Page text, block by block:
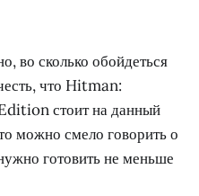
во сколько обойдеться
что Hitman:
стоит на данный
можно смело говорить о
готовить не меньше